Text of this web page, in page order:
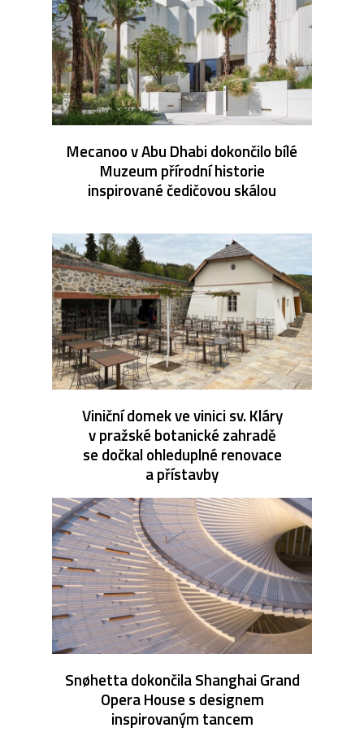
Mecanoo v Abu Dhabi dokončilo bílé
Muzeum přírodní historie
inspirované čedičovou skálou
Viniční domek ve vinici sv. Kláry
v pražské botanické zahradě
se dočkal ohleduplné renovace
a přístavby
Snøhetta dokončila Shanghai Grand
Opera House s designem
inspirovaným tancem